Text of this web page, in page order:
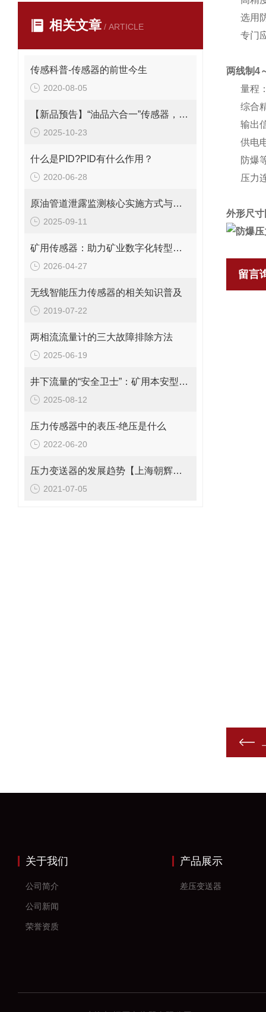
相关文章 / ARTICLE
传感科普-传感器的前世今生
2020-08-05
【新品预告】“油品六合一”传感器，全面升级液压与燃油系统的安全与效率
2025-10-23
什么是PID?PID有什么作用？
2020-06-28
原油管道泄露监测核心实施方式与技术特点
2025-09-11
矿用传感器：助力矿业数字化转型的核心技术
2026-04-27
无线智能压力传感器的相关知识普及
2019-07-22
两相流流量计的三大故障排除方法
2025-06-19
井下流量的“安全卫士”：矿用本安型流量变送器，守护生产每一刻！
2025-08-12
压力传感器中的表压-绝压是什么
2022-06-20
压力变送器的发展趋势【上海朝辉压力传感器】
2021-07-05
选用防
专门应
两线制4
量程
综合精
输出信
供电电
防爆等
压力连
外形尺寸
留言
关于我们
公司简介
公司新闻
荣誉资质
产品展示
差压变送器